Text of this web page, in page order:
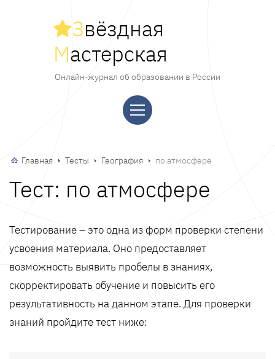
Звёздная
Мастерская
Онлайн-журнал об образовании в России
Главная Тесты География по атмосфере
Тест: по атмосфере
Тестирование – это одна из форм проверки степени
усвоения материала. Оно предоставляет
возможность выявить пробелы в знаниях,
скорректировать обучение и повысить его
результативность на данном этапе. Для проверки
знаний пройдите тест ниже: